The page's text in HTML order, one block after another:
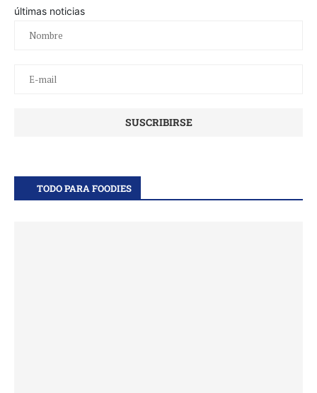
últimas noticias
TODO PARA FOODIES